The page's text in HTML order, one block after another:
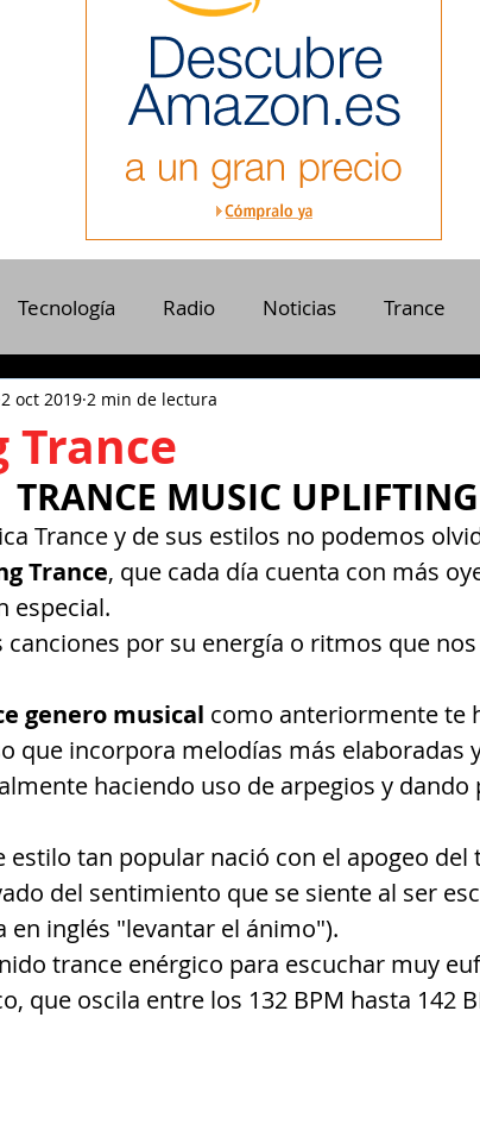
Tecnología Radio Noticias Trance
2 oct 2019 2 min de lectura
TRANCE MUSIC UPLIFTING
Trance y de sus estilos no podemos
Trance, que cada día cuenta con más
especial.
canciones por su energía o ritmos que
genero musical como anteriormente te
que incorpora melodías más elaboradas
haciendo uso de arpegios y dando
estilo tan popular nació con el apogeo del
del sentimiento que se siente al ser
en inglés "levantar el ánimo").
que oscila entre los 132 BPM hasta 142